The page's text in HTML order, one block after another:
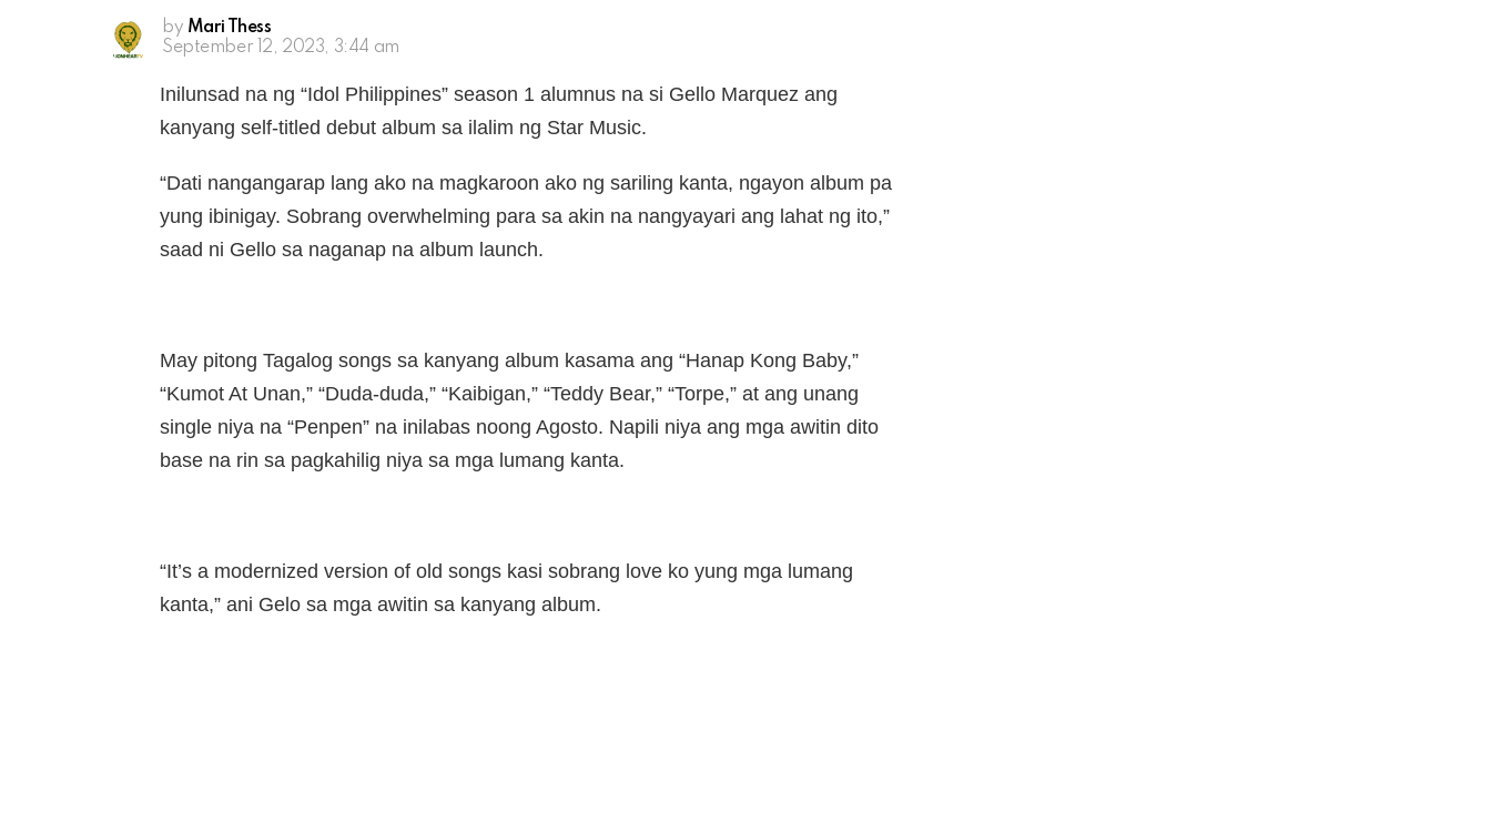
by Mari Thess
September 12, 2023, 3:44 am
Inilunsad na ng “Idol Philippines” season 1 alumnus na si Gello Marquez ang
kanyang self-titled debut album sa ilalim ng Star Music.
“Dati nangangarap lang ako na magkaroon ako ng sariling kanta, ngayon album pa
yung ibinigay. Sobrang overwhelming para sa akin na nangyayari ang lahat ng ito,”
saad ni Gello sa naganap na album launch.
May pitong Tagalog songs sa kanyang album kasama ang “Hanap Kong Baby,”
“Kumot At Unan,” “Duda-duda,” “Kaibigan,” “Teddy Bear,” “Torpe,” at ang unang
single niya na “Penpen” na inilabas noong Agosto. Napili niya ang mga awitin dito
base na rin sa pagkahilig niya sa mga lumang kanta.
“It’s a modernized version of old songs kasi sobrang love ko yung mga lumang
kanta,” ani Gelo sa mga awitin sa kanyang album.